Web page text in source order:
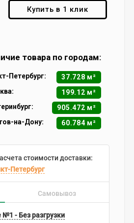
Купить в 1 клик
товара по городам:
Петербург:
37.728 м²
199.12 м²
905.472 м²
на-Дону:
60.784 м²
стоимости доставки:
Петербург
Самовывоз
- Без разгрузки